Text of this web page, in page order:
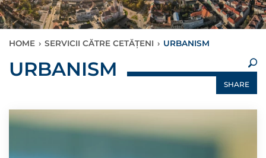
HOME › SERVICII CĂTRE CETĂȚENI › URBANISM
×
URBANISM
SHARE